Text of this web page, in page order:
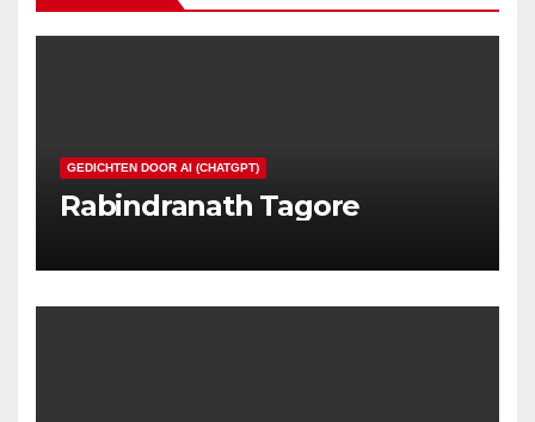
GEDICHTEN DOOR AI (CHATGPT)
Rabindranath Tagore